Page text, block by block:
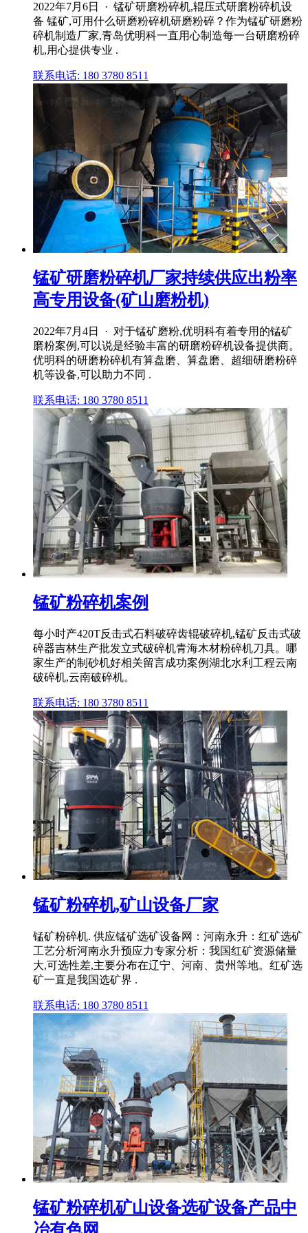
2022年7月6日 · 锰矿研磨粉碎机,辊压式研磨粉碎机设
备 锰矿,可用什么研磨粉碎机研磨粉碎？作为锰矿研磨粉
碎机制造厂家,青岛优明科一直用心制造每一台研磨粉碎
机,用心提供专业 .
联系电话: 180 3780 8511
锰矿研磨粉碎机厂家持续供应出粉率
高专用设备(矿山磨粉机)
2022年7月4日 · 对于锰矿磨粉,优明科有着专用的锰矿
磨粉案例,可以说是经验丰富的研磨粉碎机设备提供商。
优明科的研磨粉碎机有算盘磨、算盘磨、超细研磨粉碎
机等设备,可以助力不同 .
联系电话: 180 3780 8511
锰矿粉碎机案例
每小时产420T反击式石料破碎齿辊破碎机,锰矿反击式破
碎器吉林生产批发立式破碎机青海木材粉碎机刀具。哪
家生产的制砂机好相关留言成功案例湖北水利工程云南
破碎机,云南破碎机。
联系电话: 180 3780 8511
锰矿粉碎机,矿山设备厂家
锰矿粉碎机. 供应锰矿选矿设备网：河南永升：红矿选矿
工艺分析河南永升预应力专家分析：我国红矿资源储量
大,可选性差,主要分布在辽宁、河南、贵州等地。红矿选
矿一直是我国选矿界 .
联系电话: 180 3780 8511
锰矿粉碎机矿山设备选矿设备产品中
冶有色网